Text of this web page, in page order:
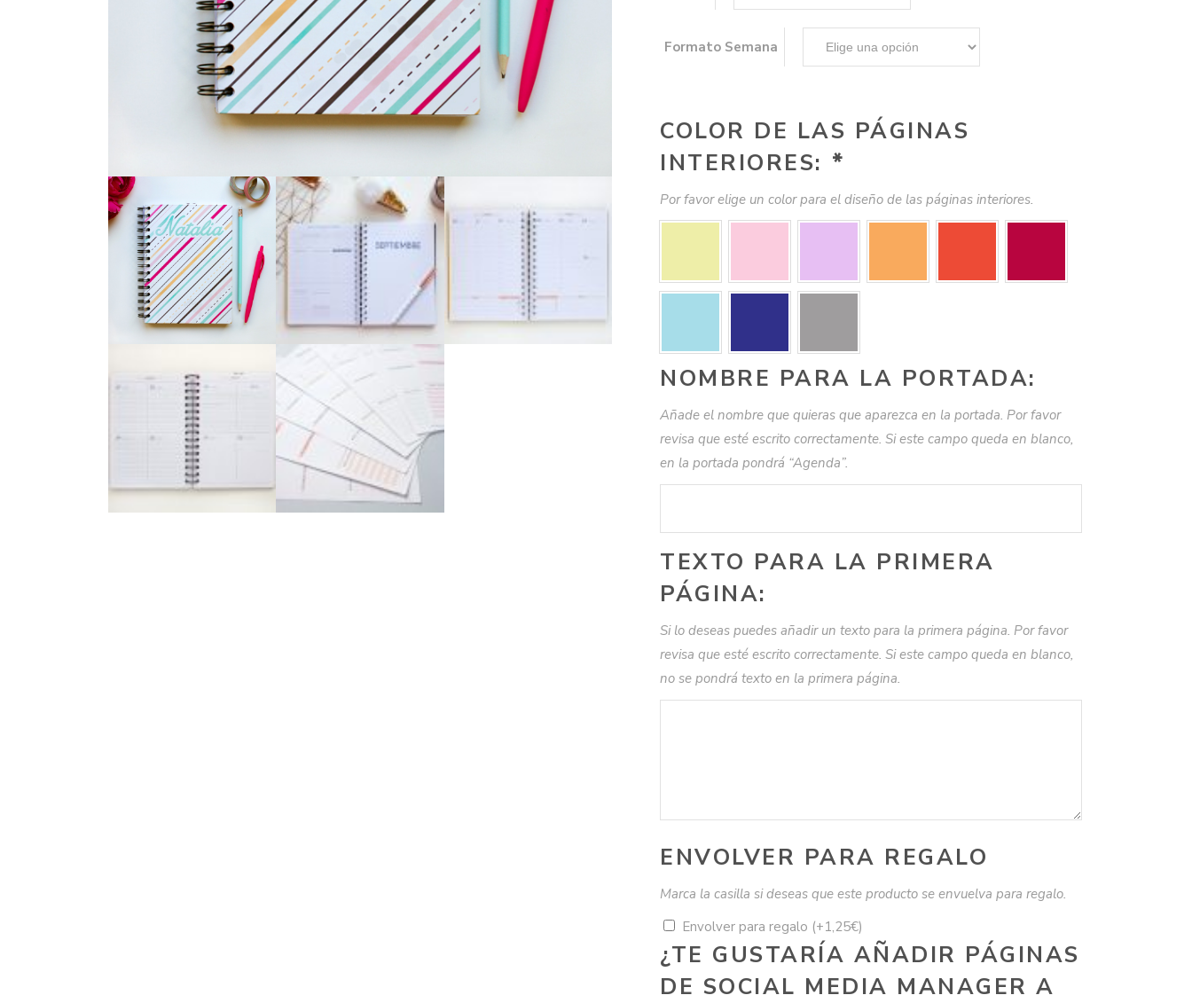
Formato Semana
COLOR DE LAS PÁGINAS
INTERIORES: *
Por favor elige un color para el diseño de las páginas interiores.
NOMBRE PARA LA PORTADA:
Añade el nombre que quieras que aparezca en la portada. Por favor
revisa que esté escrito correctamente. Si este campo queda en blanco,
en la portada pondrá “Agenda”.
TEXTO PARA LA PRIMERA
PÁGINA:
Si lo deseas puedes añadir un texto para la primera página. Por favor
revisa que esté escrito correctamente. Si este campo queda en blanco,
no se pondrá texto en la primera página.
ENVOLVER PARA REGALO
Marca la casilla si deseas que este producto se envuelva para regalo.
Envolver para regalo (+1,25€)
¿TE GUSTARÍA AÑADIR PÁGINAS
DE SOCIAL MEDIA MANAGER A